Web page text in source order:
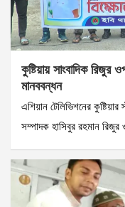
কুষ্টিয়ায় সাংবাদিক রিজুর
মানববন্ধন
এশিয়ান টেলিভিশনের
সম্পাদক হাসিবুর রহমান